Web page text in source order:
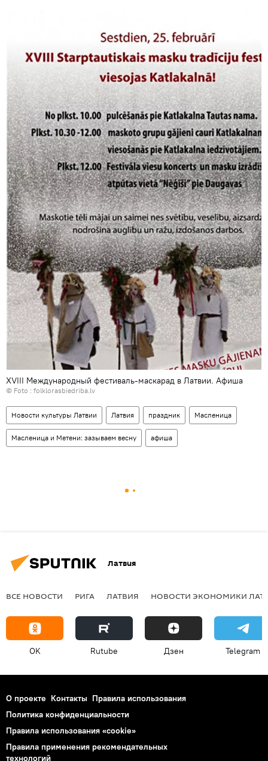
XVIII Международный фестиваль-маскарад в Латвии. Афиша
© Foto : folklorasbiedriba.lv
Новости культуры Латвии Латвия праздник Масленица
Масленица и Метени: зазываем весну афиша
Латвия
ВСЕ НОВОСТИ РИГА ЛАТВИЯ НОВОСТИ ЭКОНОМИКИ
OK Rutube Дзен Telegram
О проекте Контакты Правила использования
Политика конфиденциальности
Правила использования «cookie»
Правила применения рекомендательных
технологий